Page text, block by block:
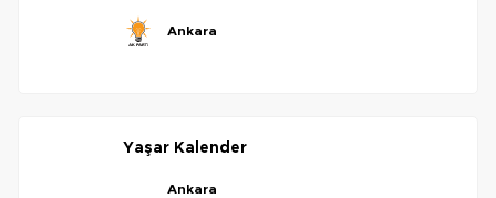
ankara
yaşar kalender
ankara